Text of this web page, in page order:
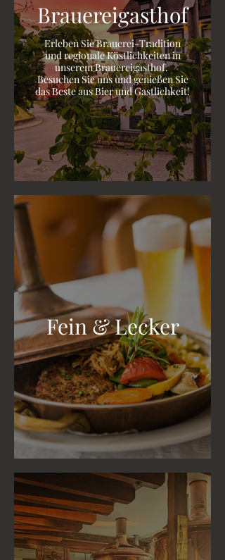
Brauereigasthof
Erleben Sie Brauerei-Tradition
und regionale Köstlichkeiten in
unserem Brauereigasthof.
Besuchen Sie uns und genießen Sie
das Beste aus Bier und Gastlichkeit!
Fein & Lecker